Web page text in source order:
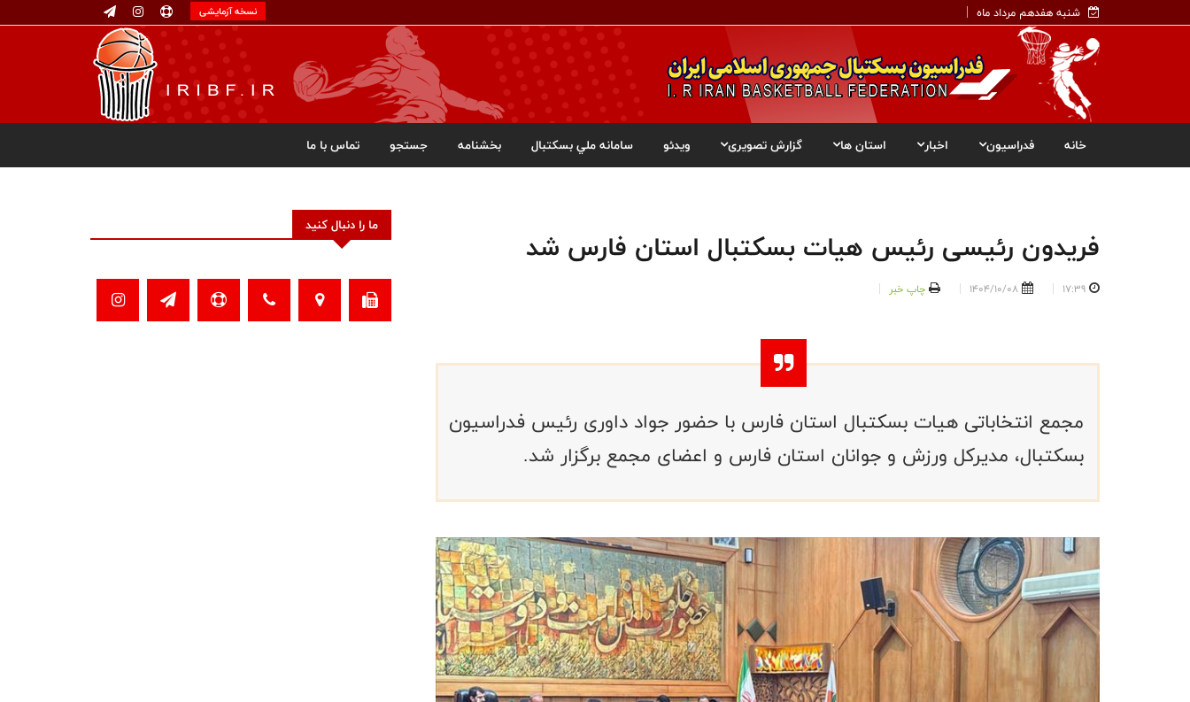
شنبه هفدهم مرداد ماه نسخه آزمایشی
خانه فدراسیون اخبار استان ها گزارش تصویری ویدئو سامانه ملي بسکتبال بخشنامه جستجو تماس با ما
فریدون رئیسی رئیس هیات بسکتبال استان فارس شد
17:39
1404/10/08 چاپ خبر
مجمع انتخاباتی هیات بسکتبال استان فارس با حضور جواد داوری رئیس فدراسیون
بسکتبال، مدیرکل ورزش و جوانان استان فارس و اعضای مجمع برگزار شد.
ما را دنبال کنید